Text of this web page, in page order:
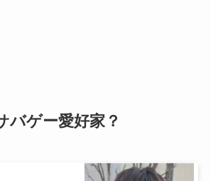
バゲー愛好家？